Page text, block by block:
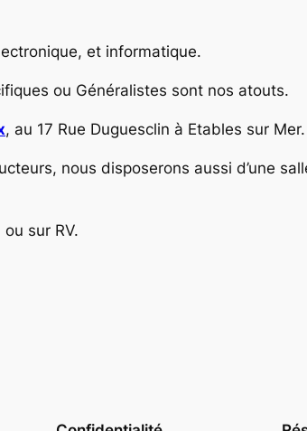
et informatique.
ou Généralistes sont nos atouts.
, au 17 Rue Duguesclin à Etables sur Mer.
nous disposerons aussi d’une
sur RV.